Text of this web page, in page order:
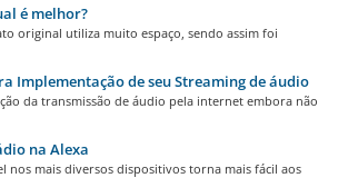
é melhor?
original utiliza muito espaço, sendo assim foi
Implementação de seu Streaming de áudio
da transmissão de áudio pela internet embora não
na Alexa
nos mais diversos dispositivos torna mais fácil aos